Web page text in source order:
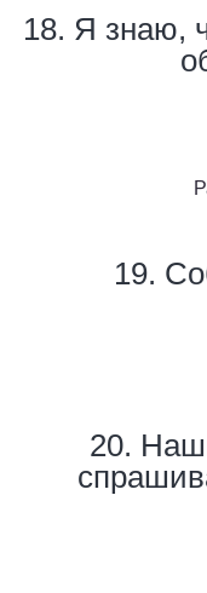
18. Я знаю,
19.
20.